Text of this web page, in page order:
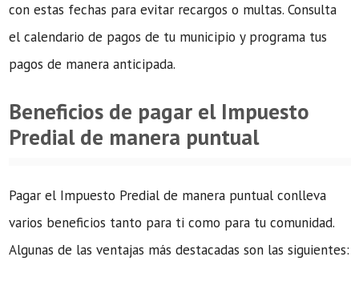
con estas fechas para evitar recargos o multas. Consulta
el calendario de pagos de tu municipio y programa tus
pagos de manera anticipada.
Beneficios de pagar el Impuesto
Predial de manera puntual
Pagar el Impuesto Predial de manera puntual conlleva
varios beneficios tanto para ti como para tu comunidad.
Algunas de las ventajas más destacadas son las siguientes: